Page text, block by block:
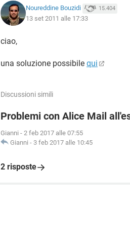
Noureddine Bouzidi 15.404
13 set 2011 alle 17:33
ciao,
una soluzione possibile qui
Discussioni simili
Problemi con Alice Mail
Gianni - 2 feb 2017 alle 07:55
Gianni - 3 feb 2017 alle 10:45
2 risposte